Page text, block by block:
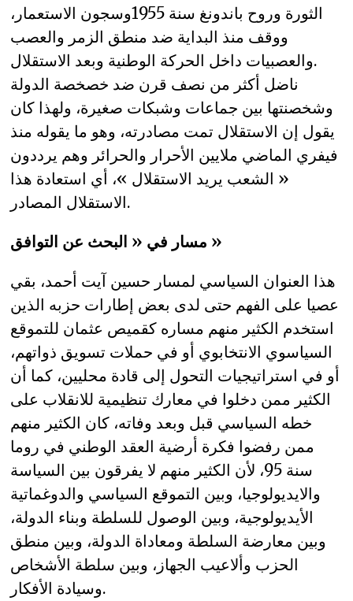
الثورة وروح باندونغ سنة 1955وسجون الاستعمار،
ووقف منذ البداية ضد منطق الزمر والعصب
والعصبيات داخل الحركة الوطنية وبعد الاستقلال.
ناضل أكثر من نصف قرن ضد خصخصة الدولة
وشخصنتها بين جماعات وشبكات صغيرة، ولهذا كان
يقول إن الاستقلال تمت مصادرته، وهو ما يقوله منذ
فيفري الماضي ملايين الأحرار والحرائر وهم يرددون
« الشعب يريد الاستقلال »، أي استعادة هذا
الاستقلال المصادر.
مسار في « البحث عن التوافق »
هذا العنوان السياسي لمسار حسين آيت أحمد، بقي
عصيا على الفهم حتى لدى بعض إطارات حزبه الذين
استخدم الكثير منهم مساره كقميص عثمان للتموقع
السياسوي الانتخابوي أو في حملات تسويق ذواتهم،
أو في استراتيجيات التحول إلى قادة محليين، كما أن
الكثير ممن دخلوا في معارك تنظيمية للانقلاب على
خطه السياسي قبل وبعد وفاته، كان الكثير منهم
ممن رفضوا فكرة أرضية العقد الوطني في روما
سنة 95، لأن الكثير منهم لا يفرقون بين السياسة
والايديولوجيا، وبين التموقع السياسي والدوغماتية
الأيديولوجية، وبين الوصول للسلطة وبناء الدولة،
وبين معارضة السلطة ومعاداة الدولة، وبين منطق
الحزب وألاعيب الجهاز، وبين سلطة الأشخاص
وسيادة الأفكار.